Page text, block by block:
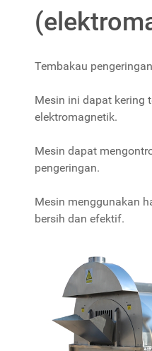
Tembakau
Mesin ini dapat kering
elektromagnetik.
Mesin dapat
pengeringan.
Mesin menggunakan
bersih dan efektif.